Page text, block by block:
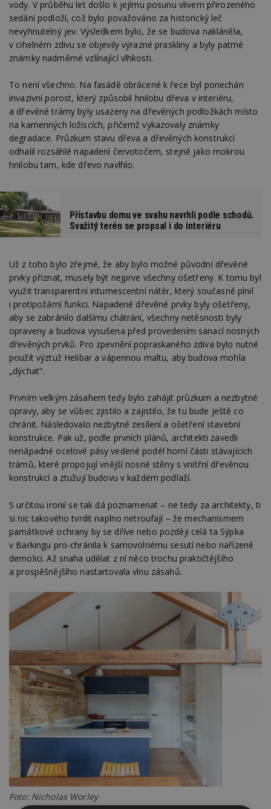
vody. V průběhu let došlo k jejímu posunu vlivem přirozeného
sedání podloží, což bylo považováno za historický leč
nevyhnutelný jev. Výsledkem bylo, že se budova nakláněla,
v cihelném zdivu se objevily výrazné praskliny a byly patrné
známky nadměrné vzlínající vlhkosti.
To není všechno. Na fasádě obrácené k řece byl ponechán
invazivní porost, který způsobil hnilobu dřeva v interiéru,
a dřevěné trámy byly usazeny na dřevěných podložkách místo
na kamenných ložiscích, přičemž vykazovaly známky
degradace. Průzkum stavu dřeva a dřevěných konstrukcí
odhalil rozsáhlé napadení červotočem, stejně jako mokrou
hnilobu tam, kde dřevo navlhlo.
Přístavbu domu ve svahu navrhli podle schodů.
Svažitý terén se propsal i do interiéru
Už z toho bylo zřejmé, že aby bylo možné původní dřevěné
prvky přiznat, musely být nejprve všechny ošetřeny. K tomu byl
využit transparentní intumescentní nátěr, který současně plnil
i protipožární funkci. Napadené dřevěné prvky byly ošetřeny,
aby se zabránilo dalšímu chátrání, všechny netěsnosti byly
opraveny a budova vysušena před provedením sanací nosných
dřevěných prvků. Pro zpevnění popraskaného zdiva bylo nutné
použít výztuž Helibar a vápennou maltu, aby budova mohla
„dýchat“.
Prvním velkým zásahem tedy bylo zahájit průzkum a nezbytné
opravy, aby se vůbec zjistilo a zajistilo, že tu bude ještě co
chránit. Následovalo nezbytné zesílení a ošetření stavební
konstrukce. Pak už, podle prvních plánů, architekti zavedli
nenápadné ocelové pásy vedené podél horní části stávajících
trámů, které propojují vnější nosné stěny s vnitřní dřevěnou
konstrukcí a ztužují budovu v každém podlaží.
S určitou ironií se tak dá poznamenat – ne tedy za architekty, ti
si nic takového tvrdit naplno netroufají – že mechanismem
památkové ochrany by se dříve nebo později celá ta Sýpka
v Barkingu pro-chránila k samovolnému sesutí nebo nařízené
demolici. Až snaha udělat z ní něco trochu praktičtějšího
a prospěšnějšího nastartovala vlnu zásahů.
Foto: Nicholas Worley